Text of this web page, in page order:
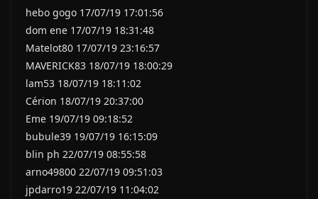
hebo gogo 17/07/19 17:01:56
dom ene 17/07/19 18:31:48
Matelot80 17/07/19 23:16:57
MAVERICK83 18/07/19 18:00:29
lam53 18/07/19 18:11:02
Cérion 18/07/19 20:37:00
Eme 19/07/19 09:18:52
bubule39 19/07/19 16:15:09
blin ph 22/07/19 08:55:58
arno49800 22/07/19 09:51:03
jpdarro19 22/07/19 11:04:02